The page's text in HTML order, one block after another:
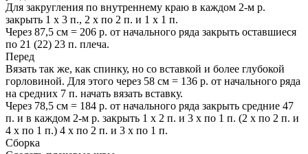
Для закругления по внутреннему краю в каждом 2-м р.
закрыть 1 x 3 п., 2 x по 2 п. и 1 x 1 п.
Через 87,5 см = 206 р. от начального ряда закрыть оставшиеся
по 21 (22) 23 п. плеча.
Перед
Вязать так же, как спинку, но со вставкой и более глубокой
горловиной. Для этого через 58 см = 136 р. от начального ряда
на средних 7 п. начать вязать вставку.
Через 78,5 см = 184 р. от начального ряда закрыть средние 47
п. и в каждом 2-м р. закрыть 1 x 2 п. и 3 x по 1 п. (2 x по 2 п. и
4 x по 1 п.) 4 x по 2 п. и 3 x по 1 п.
Сборка